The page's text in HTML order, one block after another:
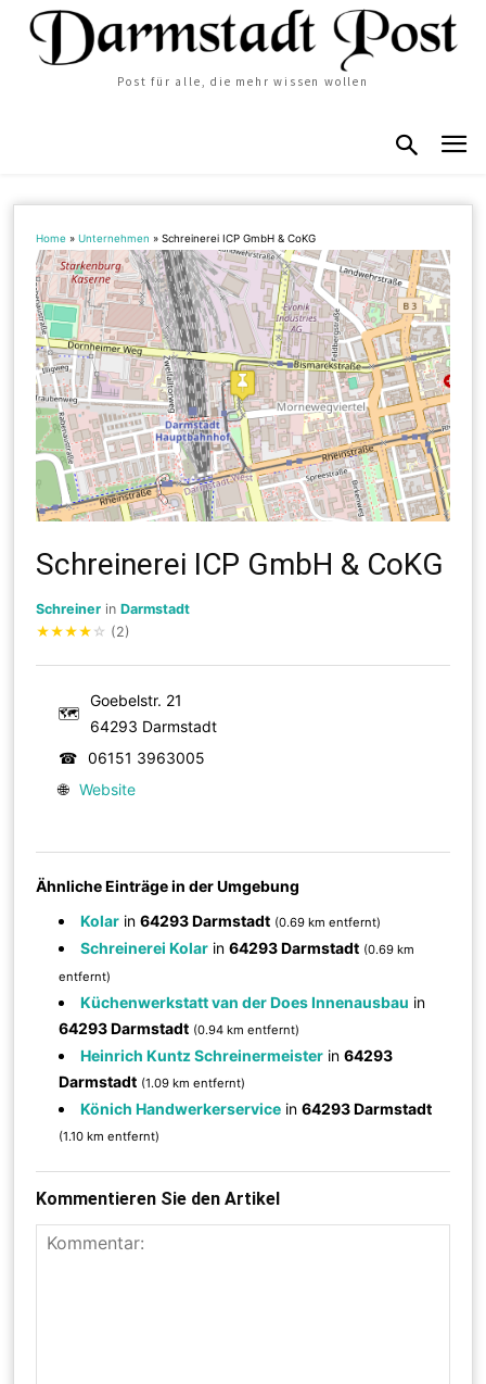
Post für alle, die mehr wissen wollen
Home »Unternehmen »Schreinerei ICP GmbH & CoKG
Schreinerei ICP GmbH & CoKG
Schreiner inDarmstadt
★★★★ ☆ (2)
🗺
Goebelstr. 21
64293 Darmstadt
☎
06151 3963005
🌐 Website
Ähnliche Einträge in der Umgebung
Kolar in64293 Darmstadt (0.69 km entfernt)
Schreinerei Kolar in64293 Darmstadt (0.69 km
entfernt)
Küchenwerkstatt van der Does Innenausbau in
64293 Darmstadt (0.94 km entfernt)
Heinrich Kuntz Schreinermeister in64293
Darmstadt (1.09 km entfernt)
Könich Handwerkerservice in64293 Darmstadt
(1.10 km entfernt)
Kommentieren Sie den Artikel